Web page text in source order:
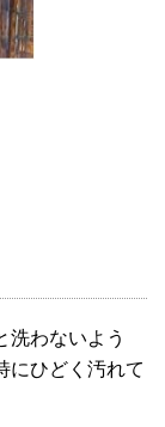
洗わないよう
にひどく汚れて